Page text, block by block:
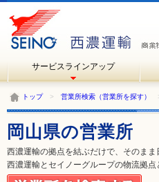
サービスラインアップ
トップ> 営業所検索（営業所を探す）
岡山県の営業所
西濃運輸の拠点を結ぶだけで、そのま
西濃運輸とセイノーグループの物流拠